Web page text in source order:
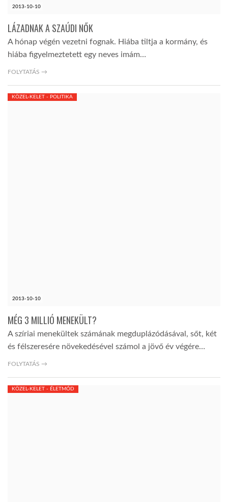
2013-10-10
LÁZADNAK A SZAÚDI NŐK
A hónap végén vezetni fognak. Hiába tiltja a kormány, és
hiába figyelmeztetett egy neves imám…
FOLYTATÁS →
2013-10-10
KÖZEL-KELET - POLITIKA
MÉG 3 MILLIÓ MENEKÜLT?
A szíriai menekültek számának megduplázódásával, sőt, két
és félszeresére növekedésével számol a jövő év végére…
FOLYTATÁS →
KÖZEL-KELET - ÉLETMÓD